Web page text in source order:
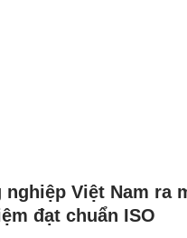
nghiệp Việt Nam ra
đạt chuẩn ISO